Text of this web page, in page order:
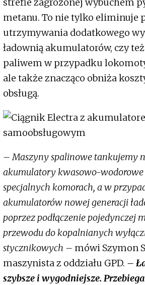
metanu. To nie tylko eliminuje
utrzymywania dodatkowego
ładownią akumulatorów, czy
paliwem w przypadku
ale także znacząco obniża
obsługą.
– Maszyny spalinowe tankujemy
akumulatory kwasowo-wodorowe
specjalnych komorach, a w
akumulatorów nowej generacji
poprzez podłączenie pojedynczej
przewodu do kopalnianych
stycznikowych – mówi Szymon
maszynista z oddziału GPD. –
szybsze i wygodniejsze.